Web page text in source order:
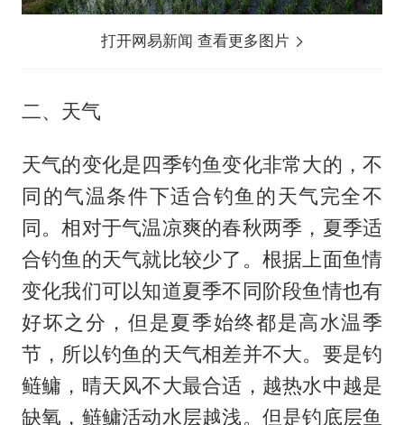
打开网易新闻 查看更多图片
二、天气
天气的变化是四季钓鱼变化非常大的，不
同的气温条件下适合钓鱼的天气完全不
同。相对于气温凉爽的春秋两季，夏季适
合钓鱼的天气就比较少了。根据上面鱼情
变化我们可以知道夏季不同阶段鱼情也有
好坏之分，但是夏季始终都是高水温季
节，所以钓鱼的天气相差并不大。要是钓
鲢鳙，晴天风不大最合适，越热水中越是
缺氧，鲢鳙活动水层越浅。但是钓底层鱼